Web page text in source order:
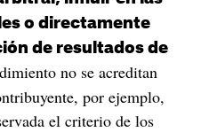
o directamente
de resultados de
no se acreditan
por ejemplo,
el criterio de los